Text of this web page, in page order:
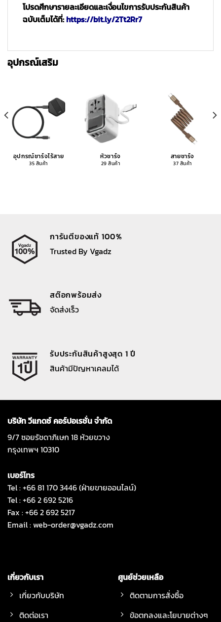
โปรดศึกษารายละเอียดและเงื่อนไขการรับประกันสินค้า
ฉบับเต็มได้ที่:https://bit.ly/2Tt2Rr7
อุปกรณ์เสริม
อุปกรณ์ชาร์จไร้สาย
35 สินค้า
หัวชาร์จ
29 สินค้า
สายชาร์จ
37 สินค้า
การันตีของแท้ 100%
Trusted By Vgadz
สต๊อกพร้อมส่ง
จัดส่งเร็ว
รับประกันสินค้าสูงสุด 1 ปี
สินค้ามีปัญหาเคลมได้
บริษัท วีแกดซ์ คอร์ปอเรชั่น จำกัด
9/7 ซอยรัชดาภิเษก 18 ห้วยขวาง
กรุงเทพฯ 10310
เบอร์โทร
Tel : +66 81 170 3446 (ฝ่ายขายออนไลน์)
Tel : +66 2 692 5216
Fax : +66 2 692 5217
Email :web-order@vgadz.com
เกี่ยวกับเรา
เกี่ยวกับบริษัท
ติดต่อเรา
ศูนย์ช่วยเหลือ
ติดตามการสั่งซื้อ
ข้อตกลงและโยบายต่างๆ